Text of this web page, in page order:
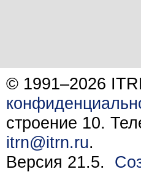
© 1991–2026
строение 10.
itrn@itrn.ru.
Версия 21.5.